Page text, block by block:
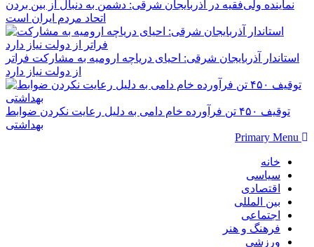
نماینده ولی‌فقیه در آذربایجان شرقی: دشمن به دنبال از بین بردن
اتحاد مردم ایران است
استاندار آذربایجان شرقی: احیای دریاچه ارومیه به مشارکت فراتر
از دولت نیاز دارد
توقیف ۴۵۰ تن فرآورده خام دامی به دلیل رعایت نکردن ضوابط
بهداشتی
Primary Menu
خانه
سیاسی
اقتصادی
بین المللی
اجتماعی
فرهنگ و هنر
ورزشی